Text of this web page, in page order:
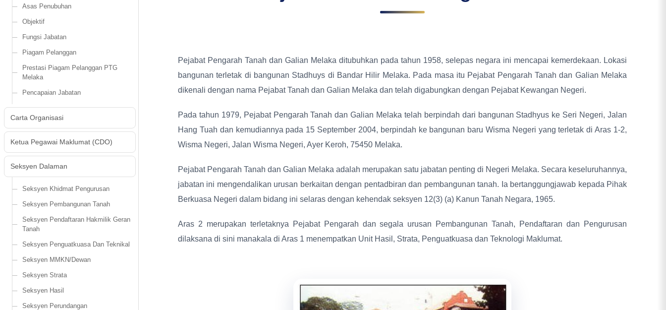
Asas Penubuhan
Objektif
Fungsi Jabatan
Piagam Pelanggan
Prestasi Piagam Pelanggan PTG
Melaka
Pencapaian Jabatan
Carta Organisasi
Ketua Pegawai Maklumat (CDO)
Seksyen Dalaman
Seksyen Khidmat Pengurusan
Seksyen Pembangunan Tanah
Seksyen Pendaftaran Hakmilik Geran
Tanah
Seksyen Penguatkuasa Dan Teknikal
Seksyen MMKN/Dewan
Seksyen Strata
Seksyen Hasil
Seksyen Perundangan
Pejabat Pengarah Tanah dan Galian Melaka ditubuhkan pada tahun 1958, selepas negara ini mencapai kemerdekaan. Lokasi
bangunan terletak di bangunan Stadhuys di Bandar Hilir Melaka. Pada masa itu Pejabat Pengarah Tanah dan Galian Melaka
dikenali dengan nama Pejabat Tanah dan Galian Melaka dan telah digabungkan dengan Pejabat Kewangan Negeri.
Pada tahun 1979, Pejabat Pengarah Tanah dan Galian Melaka telah berpindah dari bangunan Stadhyus ke Seri Negeri, Jalan
Hang Tuah dan kemudiannya pada 15 September 2004, berpindah ke bangunan baru Wisma Negeri yang terletak di Aras 1-2,
Wisma Negeri, Jalan Wisma Negeri, Ayer Keroh, 75450 Melaka.
Pejabat Pengarah Tanah dan Galian Melaka adalah merupakan satu jabatan penting di Negeri Melaka. Secara keseluruhannya,
jabatan ini mengendalikan urusan berkaitan dengan pentadbiran dan pembangunan tanah. Ia bertanggungjawab kepada Pihak
Berkuasa Negeri dalam bidang ini selaras dengan kehendak seksyen 12(3) (a) Kanun Tanah Negara, 1965.
Aras 2 merupakan terletaknya Pejabat Pengarah dan segala urusan Pembangunan Tanah, Pendaftaran dan Pengurusan
dilaksana di sini manakala di Aras 1 menempatkan Unit Hasil, Strata, Penguatkuasa dan Teknologi Maklumat.